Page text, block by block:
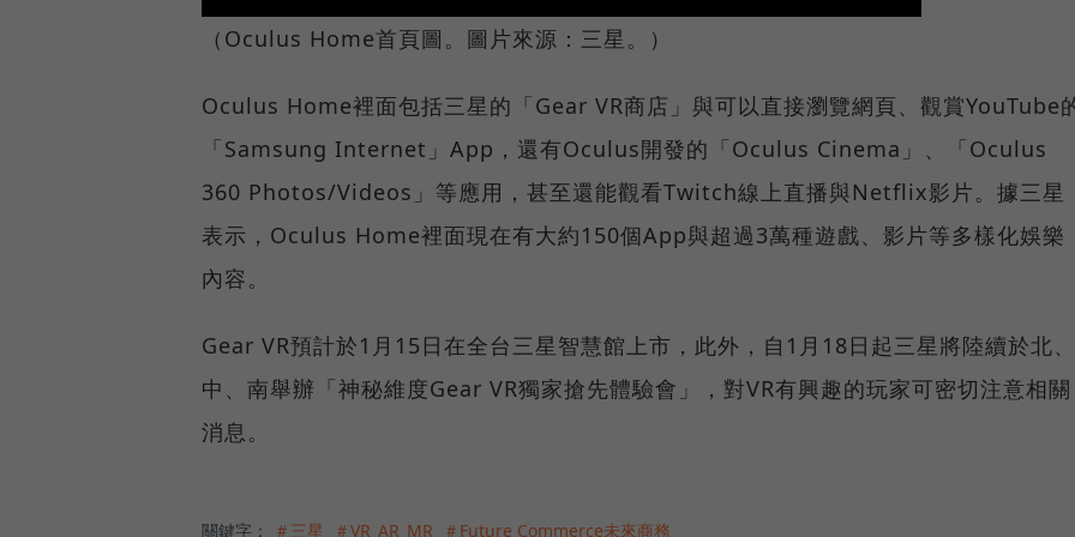
（Oculus Home首頁圖。圖片來源：三星。）
Oculus Home裡面包括三星的「Gear VR商店」與可以直接瀏覽網頁、觀賞YouTube
「Samsung Internet」App，還有Oculus開發的「Oculus Cinema」、「Oculus
360 Photos/Videos」等應用，甚至還能觀看Twitch線上直播與Netflix影片。據三星
表示，Oculus Home裡面現在有大約150個App與超過3萬種遊戲、影片等多樣化娛樂
內容。
Gear VR預計於1月15日在全台三星智慧館上市，此外，自1月18日起三星將陸續於北、
中、南舉辦「神秘維度Gear VR獨家搶先體驗會」，對VR有興趣的玩家可密切注意相關
消息。
關鍵字： ＃三星 ＃VR_AR_MR ＃Future Commerce未來商務